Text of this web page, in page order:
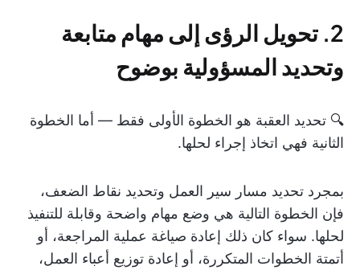
2. تحويل الرؤى إلى مهام متابعة
وتحديد المسؤولية بوضوح
🔍 تحديد العقبة هو الخطوة الأولى فقط — أما الخطوة
الثانية فهي اتخاذ إجراء لحلها.
بمجرد تحديد مسار سير العمل وتحديد نقاط الضعف،
فإن الخطوة التالية هي وضع مهام واضحة وقابلة للتنفيذ
لحلها. سواء كان ذلك إعادة صياغة عملية المراجعة، أو
أتمتة الخطوات المتكررة، أو إعادة توزيع أعباء العمل،